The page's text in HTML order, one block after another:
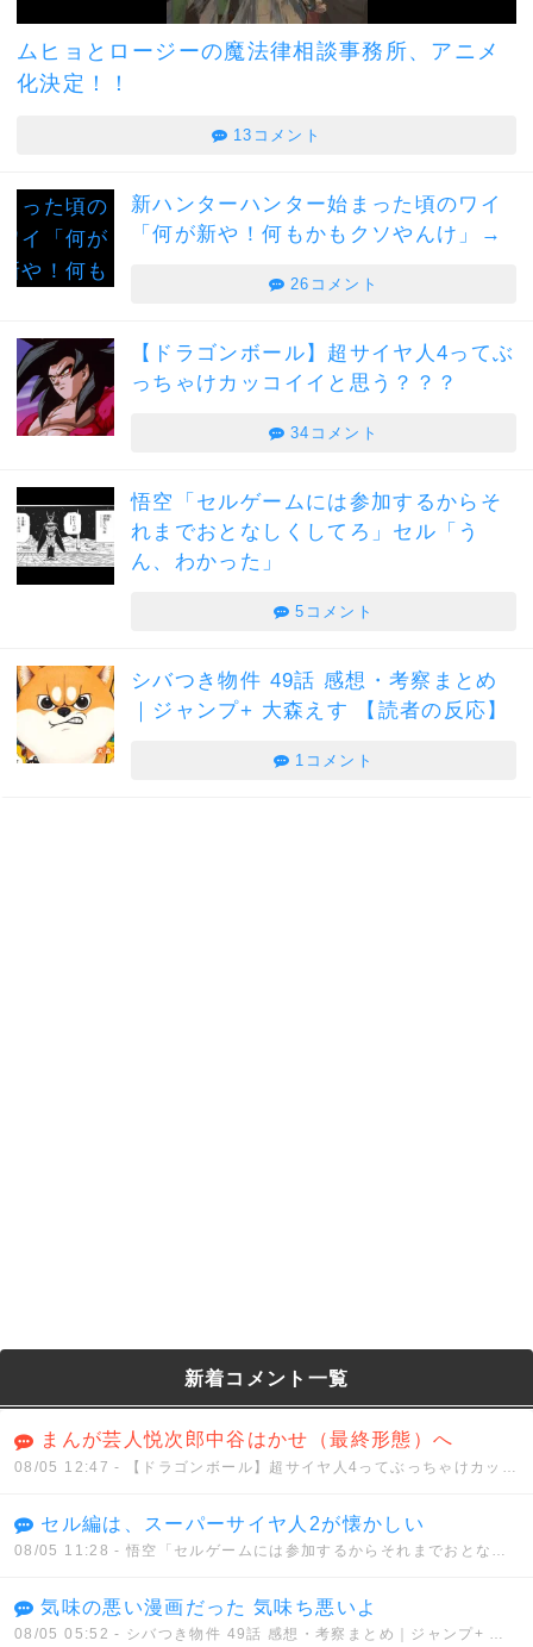
ムヒョとロージーの魔法律相談事務所、アニメ
化決定！！
13コメント
新ハンターハンター始まった頃のワイ
「何が新や！何もかもクソやんけ」→
26コメント
【ドラゴンボール】超サイヤ人4ってぶ
っちゃけカッコイイと思う？？？
34コメント
悟空「セルゲームには参加するからそ
れまでおとなしくしてろ」セル「う
ん、わかった」
5コメント
シバつき物件 49話 感想・考察まとめ
｜ジャンプ+ 大森えす 【読者の反応】
1コメント
新着コメント一覧
まんが芸人悦次郎中谷はかせ（最終形態）へ
08/05 12:47 - 【ドラゴンボール】超サイヤ人4ってぶっちゃけカッコイイと思う？？？
セル編は、スーパーサイヤ人2が懐かしい
08/05 11:28 - 悟空「セルゲームには参加するからそれまでおとなしくしてろ」セル「うん、わかった」
気味の悪い漫画だった 気味ち悪いよ
08/05 05:52 - シバつき物件 49話 感想・考察まとめ｜ジャンプ+ 大森えす 【読者の反応】